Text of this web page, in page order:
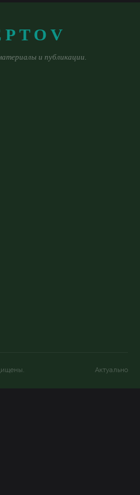
и публикации.
Актуально